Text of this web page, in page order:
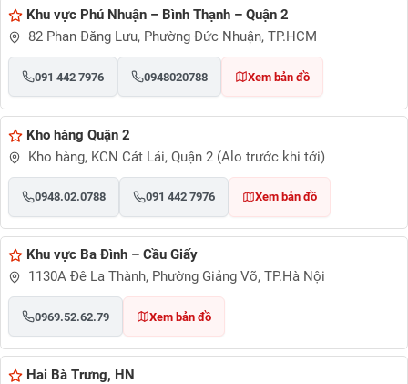
Khu vực Phú Nhuận – Bình Thạnh – Quận 2
82 Phan Đăng Lưu, Phường Đức Nhuận, TP.HCM
091 442 7976 0948020788 Xem bản đồ
Kho hàng Quận 2
Kho hàng, KCN Cát Lái, Quận 2 (Alo trước khi tới)
0948.02.0788 091 442 7976 Xem bản đồ
Khu vực Ba Đình – Cầu Giấy
1130A Đê La Thành, Phường Giảng Võ, TP.Hà Nội
0969.52.62.79 Xem bản đồ
Hai Bà Trưng, HN